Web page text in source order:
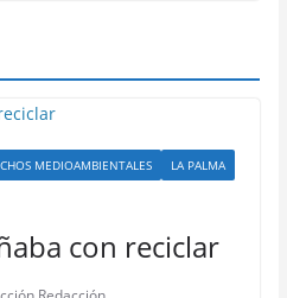
MEDIOAMBIENTALES
LA PALMA
con reciclar